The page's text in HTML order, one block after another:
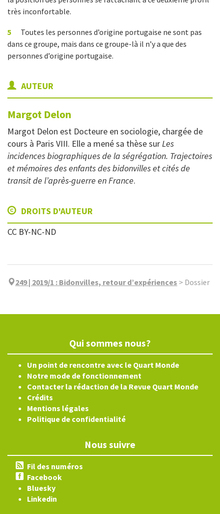
très inconfortable.
5
Toutes les personnes d’origine portugaise ne sont pas
dans ce groupe, mais dans ce groupe-là il n’y a que des
personnes d’origine portugaise.
AUTEUR
Margot Delon
Margot Delon est Docteure en sociologie, chargée de
cours à Paris VIII. Elle a mené sa thèse surLes
incidences biographiques de la ségrégation. Trajectoires
et mémoires des enfants des bidonvilles et cités de
transit de l’après-guerre en France.
DROITS D'AUTEUR
CC BY-NC-ND
249 | 2019/1 : Bidonvilles, retour d’expériences > Dossier
Qui sommes nous?
Un point de rencontre avec le Quart Monde
Notre mode de fonctionnement
Contacter la rédaction de la Revue Quart Monde
Crédits
Mentions légales
Politique de confidentialité
Nous suivre
Fil des numéros
Facebook
Bluesky
Linkedin